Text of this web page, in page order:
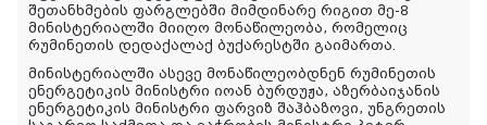
შეთანხმების ფარგლებში მიმდინარე რიგით მე-8
მინისტერიალში მიიღო მონაწილეობა, რომელიც
რუმინეთის დედაქალაქ ბუქარესტში გაიმართა.
მინისტერიალში ასევე მონაწილეობდნენ რუმინეთის
ენერგეტიკის მინისტრი იოან ბურდუჟა, აზერბაიჯანის
ენერგეტიკის მინისტრი ფარვიზ შაჰბაზოვი, უნგრეთის